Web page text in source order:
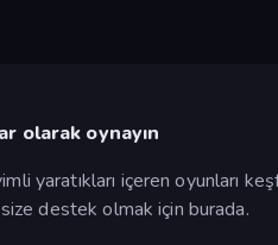
olarak oynayın
yaratıkları içeren oyunları
size destek olmak için burada.